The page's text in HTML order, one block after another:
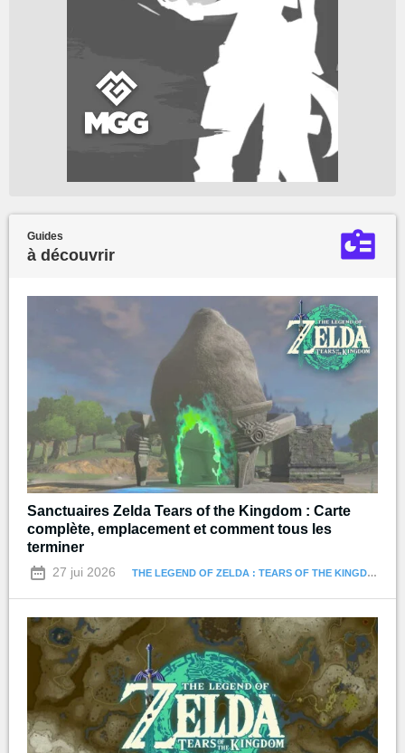
Guides
à découvrir
Sanctuaires Zelda Tears of the Kingdom : Carte
complète, emplacement et comment tous les
terminer
27 jui 2026 THE LEGEND OF ZELDA : TEARS OF THE KINGDOM